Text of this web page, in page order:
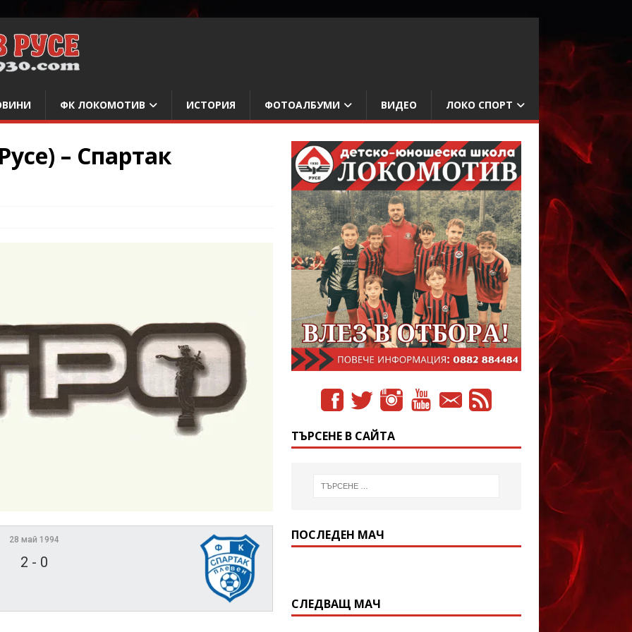
ФК ЛОКОМОТИВ ИСТОРИЯ ФОТОАЛБУМИ ВИДЕО ЛОКО СПОРТ
– Спартак
28 май 1994
2 - 0
ТЪРСЕНЕ В САЙТА
ПОСЛЕДЕН МАЧ
СЛЕДВАЩ МАЧ